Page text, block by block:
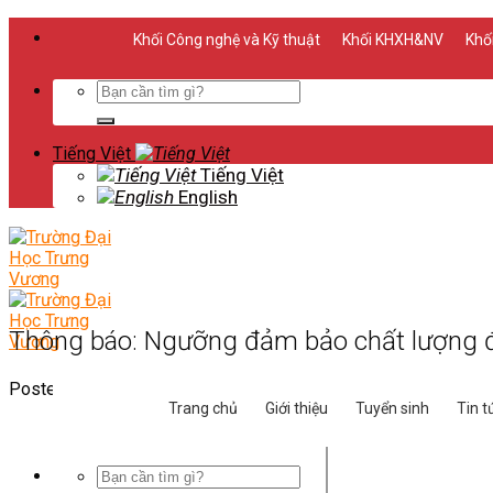
Khối Công nghệ và Kỹ thuật Khối KHXH&NV
Search
Tiếng Việt
Tiếng Việt
English
Trang chủ Giới thiệu Tuyển sinh Tin
Search
Thông báo: Ngưỡng đảm bảo chất lượng
Posted on